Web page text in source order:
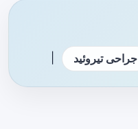
جراحی تیروئید